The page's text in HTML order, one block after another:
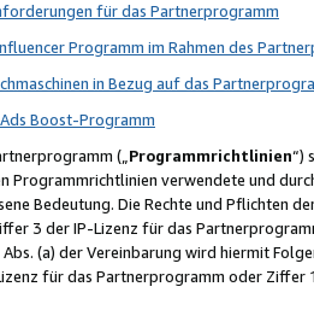
für das Partnerprogramm
Programm im Rahmen des
in Bezug auf das
Boost-Programm
(„Programmrichtlinien“)
Programmrichtlinien verwendete und
Bedeutung. Die Rechte und Pflichten
3 der IP-Lizenz für das
(a) der Vereinbarung wird hiermit
für das Partnerprogramm oder